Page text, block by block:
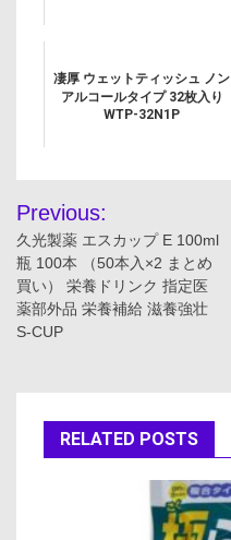
凄厚 ウェットティッシュ ノン
アルコールタイプ 32枚入り
WTP-32N1P
投
稿
ナ
ビ
ー
シ
Previous:
久光製薬 エスカップ E 100ml
瓶 100本 （50本入×2 まとめ
買い） 栄養ドリンク 指定医
薬部外品 栄養補給 滋養強壮
S-CUP
RELATED POSTS